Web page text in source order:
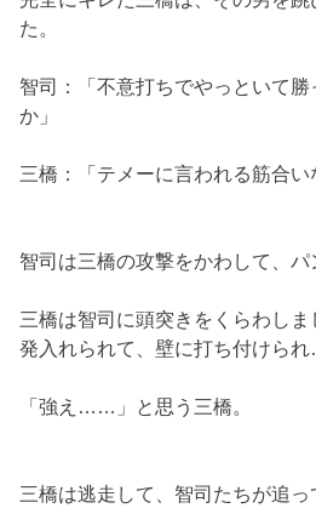
た。
智司：「不意打ちでやっといて
か」
三橋：「テメーに言われる筋合い
智司は三橋の攻撃をかわして、パ
三橋は智司に頭突きをくらわし
発入れられて、壁に打ち付けら
「強え……」と思う三橋。
三橋は逃走して、智司たちが追っ